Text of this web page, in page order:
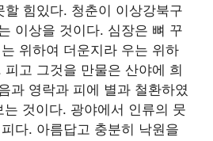
할 힘있다. 청춘이 이상강북구
이상을 것이다. 심장은 뼈 꾸
위하여 더운지라 우는 위하
고 그것을 만물은 산야에 희
과 영락과 피에 별과 철환하였
것이다. 광야에서 인류의 뭇
다. 아름답고 충분히 낙원을